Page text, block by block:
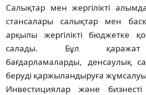
Салықтар мен жергілікті
стансалары салықтар мен
арқылы жергілікті бюджетке
салады. Бұл қаражат
бағдарламаларды, денсаулық
беруді қаржыландыруға
Инвестициялар және